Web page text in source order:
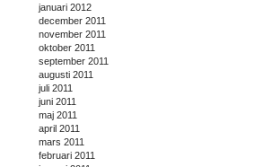
januari 2012
december 2011
november 2011
oktober 2011
september 2011
augusti 2011
juli 2011
juni 2011
maj 2011
april 2011
mars 2011
februari 2011